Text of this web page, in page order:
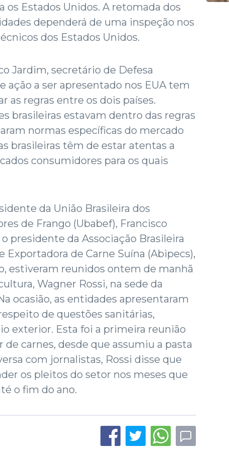
os Estados Unidos. A retomada dos
dependerá de uma inspeção nos
dos Estados Unidos.
Jardim, secretário de Defesa
ação a ser apresentado nos EUA tem
as regras entre os dois países.
brasileiras estavam dentro das regras
normas específicas do mercado
brasileiras têm de estar atentas a
consumidores para os quais
da União Brasileira dos
de Frango (Ubabef), Francisco
presidente da Associação Brasileira
de Carne Suína (Abipecs),
estiveram reunidos ontem de manhã
Wagner Rossi, na sede da
ocasião, as entidades apresentaram
de questões sanitárias,
exterior. Esta foi a primeira reunião
carnes, desde que assumiu a pasta
com jornalistas, Rossi disse que
os pleitos do setor nos meses que
o fim do ano.